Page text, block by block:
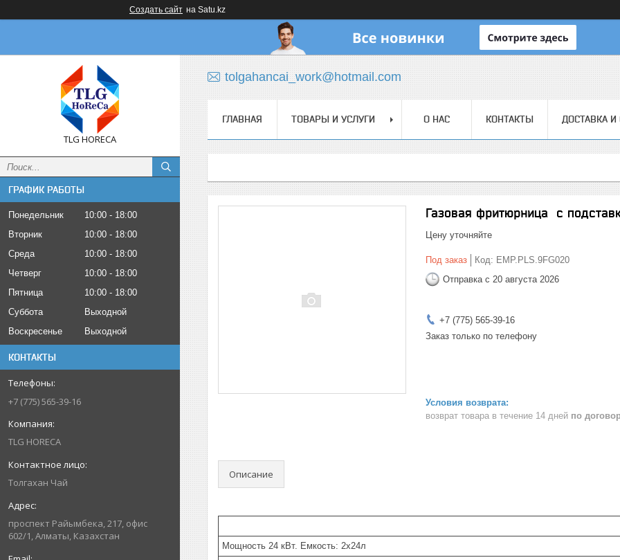
Создать сайт на Satu.kz
TLG HORECA
ГРАФИК РАБОТЫ
Понедельник 10:00
18:00
Вторник
10:00
18:00
Среда
10:00
18:00
Четверг
10:00
18:00
Пятница
10:00
18:00
Суббота
Выходной
Воскресенье
Выходной
КОНТАКТЫ
+7 (775) 565-39-16
TLG HORECA
Толгахан Чай
проспект Райымбека, 217, офис
602/1, Алматы, Казахстан
tolgahancai_work@hotmail.com
ГЛАВНАЯ ТОВАРЫ И УСЛУГИ О НАС КОНТАКТЫ ДОСТАВКА И
Газовая фритюрница с
Цену уточняйте
Под заказ Код: EMP.PLS.9FG020
Отправка с 20 августа 2026
+7 (775) 565-39-16
Заказ только по телефону
возврат товара в течение 14 дней по
Описание
Мощность 24 кВт. Емкость: 2х24л